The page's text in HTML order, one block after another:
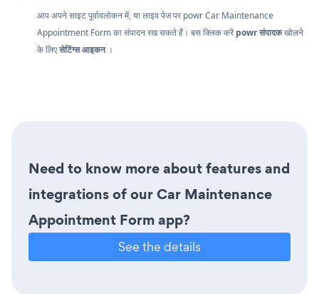
आप अपने साइट पूर्वावलोकन में, या लाइव पेज पर powr Car Maintenance
Appointment Form का संपादन रख सकते हैं। बस क्लिक करेंpowr संपादकखोलने
के लिएसेटिंग्स आइकन।
Need to know more about features and
integrations of our Car Maintenance
Appointment Form app?
See the details